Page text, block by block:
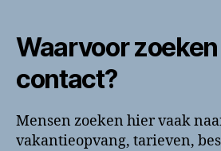
Waarvoor
contact?
Mensen zoeken hier vaak
vakantieopvang, tarieven,